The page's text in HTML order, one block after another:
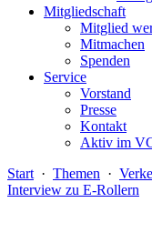
Mitgliedschaft
Mitglied
Mitmachen
Spenden
Service
Vorstand
Presse
Kontakt
Aktiv im
Start · Themen ·
Interview zu E-Rollern